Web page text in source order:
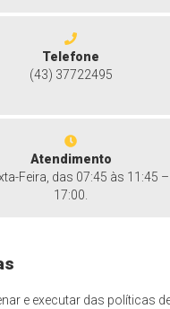
Telefone
(43) 37722495
Atendimento
Feira, das 07:45 às 11:45
17:00.
e executar das políticas